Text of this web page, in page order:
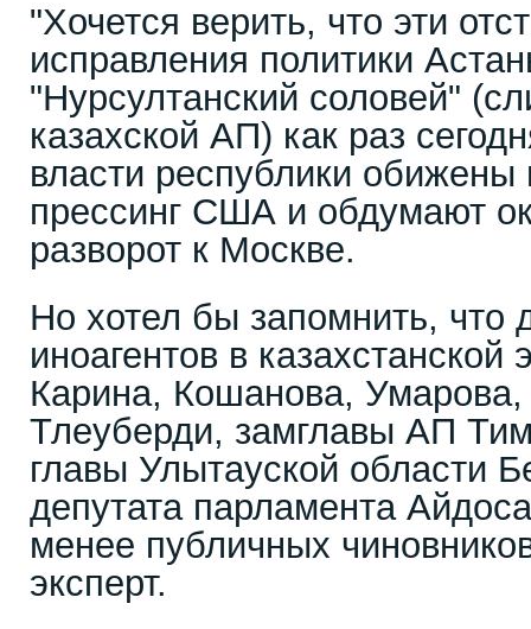
"Хочется верить, что эти
исправления политики
"Нурсултанский соловей"
казахской АП) как раз
власти республики обижены
прессинг США и обдумают
разворот к Москве.
Но хотел бы запомнить, что
иноагентов в казахстанской
Карина, Кошанова,
Тлеуберди, замглавы АП
главы Улытауской области
депутата парламента
менее публичных
эксперт.